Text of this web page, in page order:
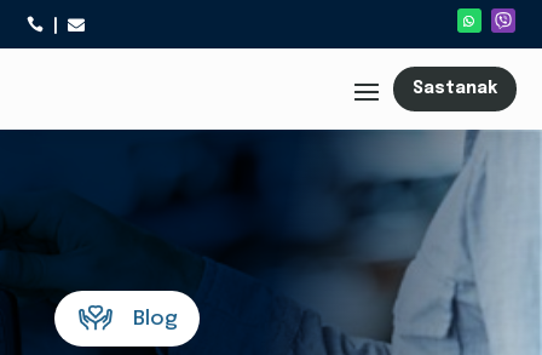
 
Sastanak
Blog